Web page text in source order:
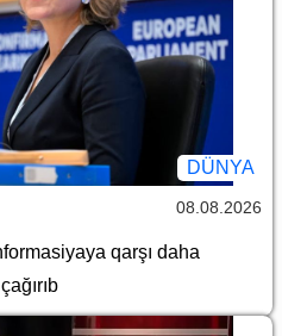
DÜNYA
08.08.2026
qarşı daha